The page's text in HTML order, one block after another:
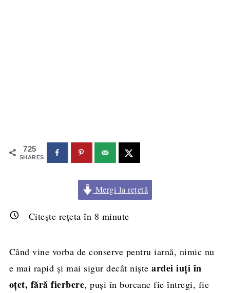
725
SHARES
Mergi la rețetă
Citește rețeta în 8 minute
Când vine vorba de conserve pentru iarnă, nimic nu
e mai rapid și mai sigur decât nișteardei iuți în
oțet, fără fierbere, puși în borcane fie întregi, fie